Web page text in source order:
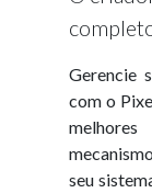
Gerencie
com o
seu